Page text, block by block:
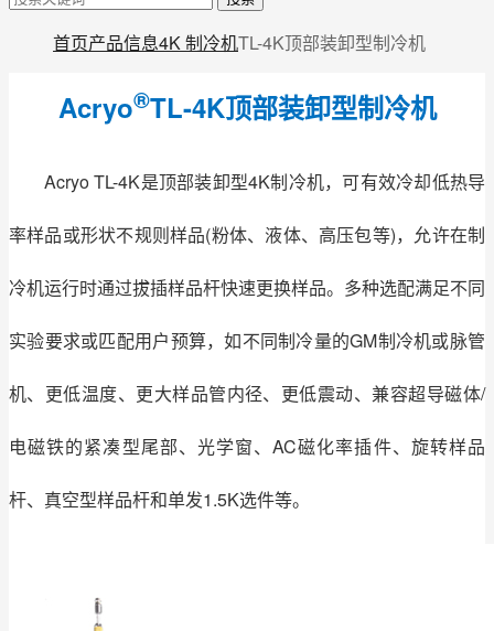
首页产品信息4K 制冷机TL-4K顶部装卸型制冷机
Acryo®TL-4K顶部装卸型制冷机
Acryo TL-4K是顶部装卸型4K制冷机，可有效冷却低热导
率样品或形状不规则样品(粉体、液体、高压包等)，允许在制
冷机运行时通过拔插样品杆快速更换样品。多种选配满足不同
实验要求或匹配用户预算，如不同制冷量的GM制冷机或脉管
机、更低温度、更大样品管内径、更低震动、兼容超导磁体/
电磁铁的紧凑型尾部、光学窗、AC磁化率插件、旋转样品
杆、真空型样品杆和单发1.5K选件等。